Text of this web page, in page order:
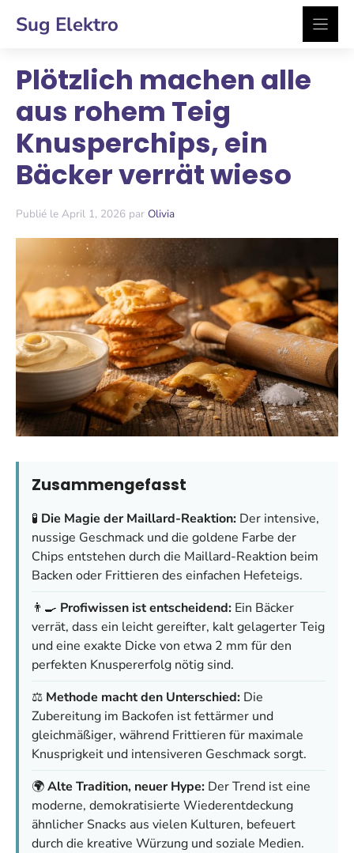
Inhalt
Sug Elektro
Plötzlich machen alle
aus rohem Teig
Knusperchips, ein
Bäcker verrät wieso
Publié le April 1, 2026 par Olivia
Zusammengefasst
🧪 Die Magie der Maillard-Reaktion: Der intensive,
nussige Geschmack und die goldene Farbe der
Chips entstehen durch die Maillard-Reaktion beim
Backen oder Frittieren des einfachen Hefeteigs.
👨‍🍳 Profiwissen ist entscheidend: Ein Bäcker
verrät, dass ein leicht gereifter, kalt gelagerter Teig
und eine exakte Dicke von etwa 2 mm für den
perfekten Knuspererfolg nötig sind.
⚖️ Methode macht den Unterschied: Die
Zubereitung im Backofen ist fettärmer und
gleichmäßiger, während Frittieren für maximale
Knusprigkeit und intensiveren Geschmack sorgt.
🌍Alte Tradition, neuer Hype: Der Trend ist eine
moderne, demokratisierte Wiederentdeckung
ähnlicher Snacks aus vielen Kulturen, befeuert
durch die kreative Würzung und soziale Medien.